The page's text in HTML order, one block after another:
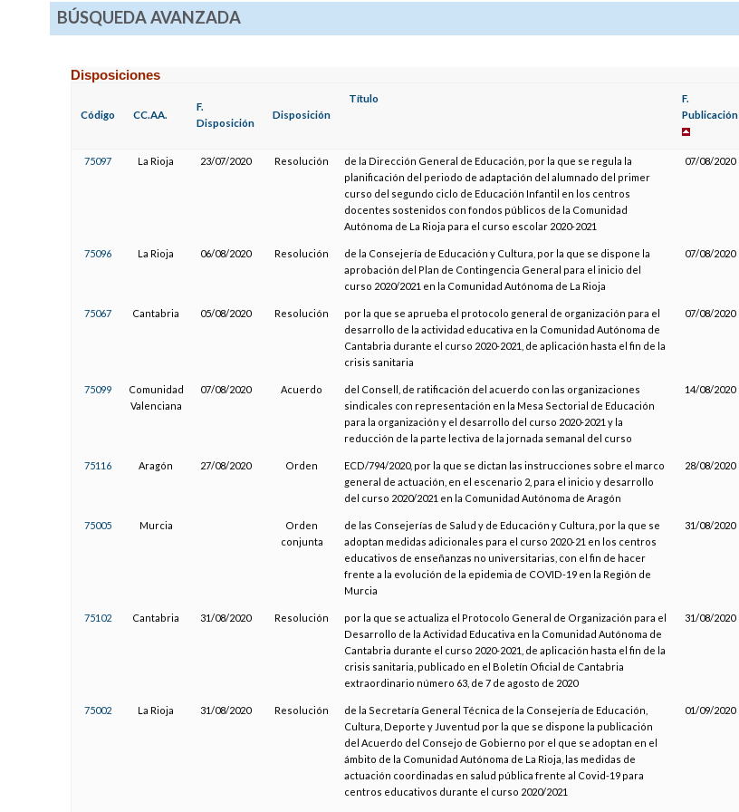
BÚSQUEDA AVANZADA
Disposiciones
Código CC.AA.
F.
Disposición
Disposición
Título
F.
Publicación
75097 La Rioja 23/07/2020 Resolución
de la Dirección General de Educación, por la que se regula la
planificación del periodo de adaptación del alumnado del primer
curso del segundo ciclo de Educación Infantil en los centros
docentes sostenidos con fondos públicos de la Comunidad
Autónoma de La Rioja para el curso escolar 2020-2021
07/08/2020
75096 La Rioja 06/08/2020 Resolución
de la Consejería de Educación y Cultura, por la que se dispone la
aprobación del Plan de Contingencia General para el inicio del
curso 2020/2021 en la Comunidad Autónoma de La Rioja
07/08/2020
75067 Cantabria 05/08/2020 Resolución
por la que se aprueba el protocolo general de organización para el
desarrollo de la actividad educativa en la Comunidad Autónoma de
Cantabria durante el curso 2020-2021, de aplicación hasta el fin de la
crisis sanitaria
07/08/2020
75099
Comunidad
Valenciana
07/08/2020 Acuerdo
del Consell, de ratificación del acuerdo con las organizaciones
sindicales con representación en la Mesa Sectorial de Educación
para la organización y el desarrollo del curso 2020-2021 y la
reducción de la parte lectiva de la jornada semanal del curso
14/08/2020
75116 Aragón 27/08/2020 Orden
ECD/794/2020, por la que se dictan las instrucciones sobre el marco
general de actuación, en el escenario 2, para el inicio y desarrollo
del curso 2020/2021 en la Comunidad Autónoma de Aragón
28/08/2020
75005 Murcia
Orden
conjunta
de las Consejerías de Salud y de Educación y Cultura, por la que se
adoptan medidas adicionales para el curso 2020-21 en los centros
educativos de enseñanzas no universitarias, con el fin de hacer
frente a la evolución de la epidemia de COVID-19 en la Región de
Murcia
31/08/2020
75102 Cantabria 31/08/2020 Resolución
por la que se actualiza el Protocolo General de Organización para el
Desarrollo de la Actividad Educativa en la Comunidad Autónoma de
Cantabria durante el curso 2020-2021, de aplicación hasta el fin de la
crisis sanitaria, publicado en el Boletín Oficial de Cantabria
extraordinario número 63, de 7 de agosto de 2020
31/08/2020
75002 La Rioja 31/08/2020 Resolución
de la Secretaría General Técnica de la Consejería de Educación,
Cultura, Deporte y Juventud por la que se dispone la publicación
del Acuerdo del Consejo de Gobierno por el que se adoptan en el
ámbito de la Comunidad Autónoma de La Rioja, las medidas de
actuación coordinadas en salud pública frente al Covid-19 para
centros educativos durante el curso 2020/2021
01/09/2020